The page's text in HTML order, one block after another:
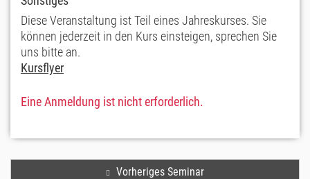
Diese Veranstaltung ist Teil eines Jahreskurses. Sie
können jederzeit in den Kurs einsteigen, sprechen Sie
uns bitte an.
Kursflyer
Eine Anmeldung ist nicht erforderlich.
Vorheriges Seminar